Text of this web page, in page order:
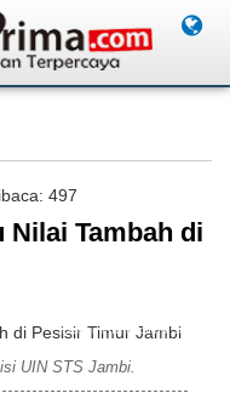
497
Tambah di
Diskominfo Provinsi Jambi
UIN STS Jambi.